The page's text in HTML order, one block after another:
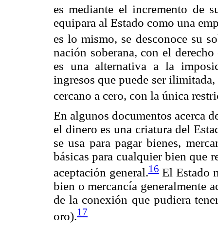
es mediante el incremento de
equipara al Estado como una
es lo mismo, se desconoce su
nación soberana, con el
es una alternativa a la
ingresos que puede ser
cercano a cero, con la única
En algunos documentos acerca
el dinero es una criatura del
se usa para pagar bienes,
básicas para cualquier bien que
aceptación general.16El Estado
bien o mercancía generalmente
de la conexión que pudiera
oro).17